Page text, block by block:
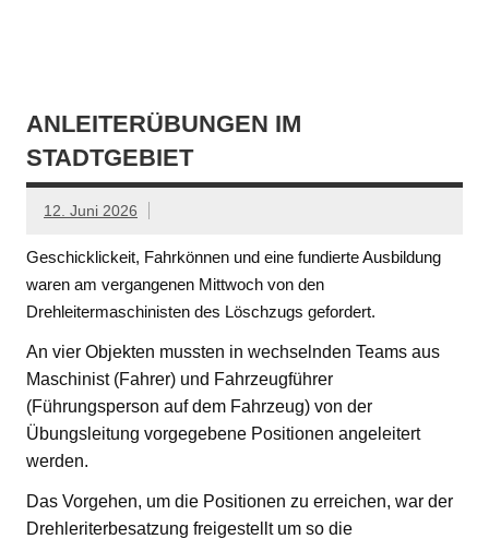
ANLEITERÜBUNGEN IM
STADTGEBIET
12. Juni 2026
Geschicklickeit, Fahrkönnen und eine fundierte Ausbildung
waren am vergangenen Mittwoch von den
Drehleitermaschinisten des Löschzugs gefordert.
An vier Objekten mussten in wechselnden Teams aus
Maschinist (Fahrer) und Fahrzeugführer
(Führungsperson auf dem Fahrzeug) von der
Übungsleitung vorgegebene Positionen angeleitert
werden.
Das Vorgehen, um die Positionen zu erreichen, war der
Drehleriterbesatzung freigestellt um so die